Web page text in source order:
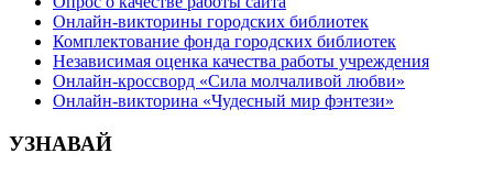
Онлайн-викторины городских библиотек
Комплектование фонда городских библиотек
Независимая оценка качества работы учреждения
Онлайн-кроссворд «Сила молчаливой любви»
Онлайн-викторина «Чудесный мир фэнтези»
УЗНАВАЙ